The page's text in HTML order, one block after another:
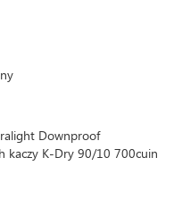
Downproof
kaczy K-Dry 90/10 700cuin